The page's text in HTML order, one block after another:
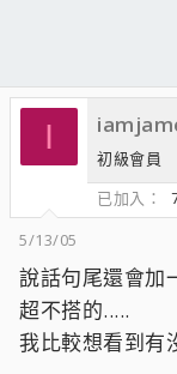
I
初級會員
已加入
5/13/05
說話句尾還會
超不搭的.....
我比較想看到有